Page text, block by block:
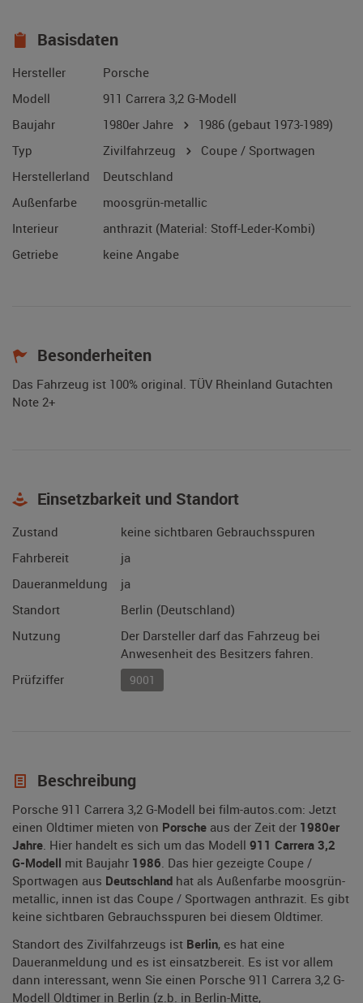
Basisdaten
Hersteller
Porsche
Modell
911 Carrera 3,2 G-Modell
Baujahr
1980er Jahre 1986 (gebaut 1973-1989)
Typ
Zivilfahrzeug
Coupe / Sportwagen
Herstellerland
Deutschland
Außenfarbe
moosgrün-metallic
Interieur
anthrazit (Material: Stoff-Leder-Kombi)
Getriebe
keine Angabe
Besonderheiten
Das Fahrzeug ist 100% original. TÜV Rheinland Gutachten
Note 2+
Einsetzbarkeit und Standort
Zustand
keine sichtbaren Gebrauchsspuren
Fahrbereit
ja
Daueranmeldung
ja
Standort
Berlin (Deutschland)
Nutzung
Der Darsteller darf das Fahrzeug bei
Anwesenheit des Besitzers fahren.
Prüfziffer
9001
Beschreibung
Porsche 911 Carrera 3,2 G-Modell bei film-autos.com: Jetzt
einen Oldtimer mieten von Porsche aus der Zeit der 1980er
Jahre. Hier handelt es sich um das Modell 911 Carrera 3,2
G-Modell mit Baujahr 1986. Das hier gezeigte Coupe /
Sportwagen aus Deutschland hat als Außenfarbe moosgrün-
metallic, innen ist das Coupe / Sportwagen anthrazit. Es gibt
keine sichtbaren Gebrauchsspuren bei diesem Oldtimer.
Standort des Zivilfahrzeugs ist Berlin, es hat eine
Daueranmeldung und es ist einsatzbereit. Es ist vor allem
dann interessant, wenn Sie einen Porsche 911 Carrera 3,2 G-
Modell Oldtimer in Berlin (z.b. in Berlin-Mitte,